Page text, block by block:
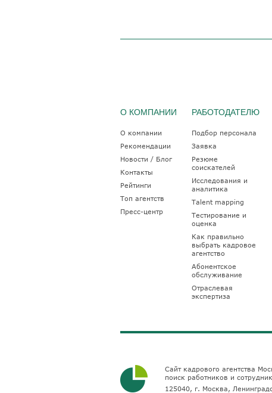
О КОМПАНИИ
О компании
Рекомендации
Новости / Блог
Контакты
Рейтинги
Топ агентств
Пресс-центр
РАБОТОДАТЕЛЮ
Подбор персонала
Заявка
Резюме
соискателей
Исследования и
аналитика
Talent mapping
Тестирование и
оценка
Как правильно
выбрать кадровое
агентство
Абонентское
обслуживание
Отраслевая
экспертиза
Сайт кадрового агентства
поиск работников и
125040, г. Москва,